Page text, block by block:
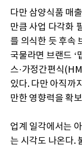
다만 삼양식품 매
만큼 사업 다각화
를 의식한 듯 후속
국물라면 브랜드 ‘
스·가정간편식
있다. 다만 아직까
만한 영향력을 확
업계 일각에서는
는 시각도 나온다.